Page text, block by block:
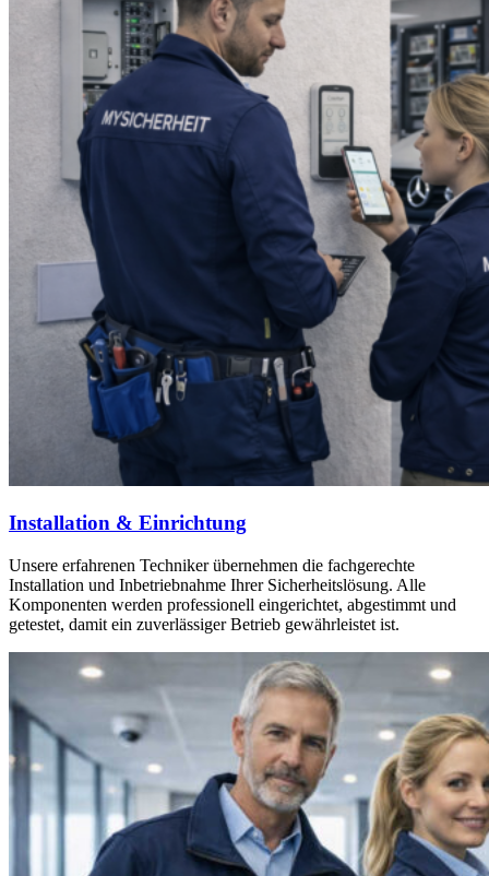
Installation & Einrichtung
Unsere erfahrenen Techniker übernehmen die fachgerechte
Installation und Inbetriebnahme Ihrer Sicherheitslösung. Alle
Komponenten werden professionell eingerichtet, abgestimmt und
getestet, damit ein zuverlässiger Betrieb gewährleistet ist.